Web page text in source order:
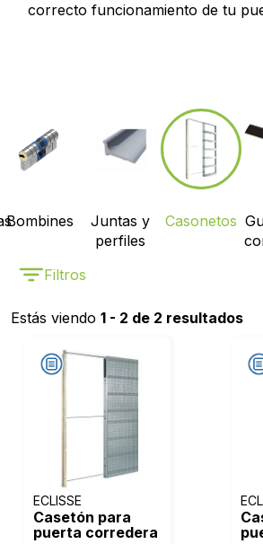
correcto funcionamiento de tu
Bombines
Juntas y
perfiles
Casonetos
Filtros
Estás viendo 1 - 2 de 2 resultados
ECLISSE
Casetón para
puerta corredera